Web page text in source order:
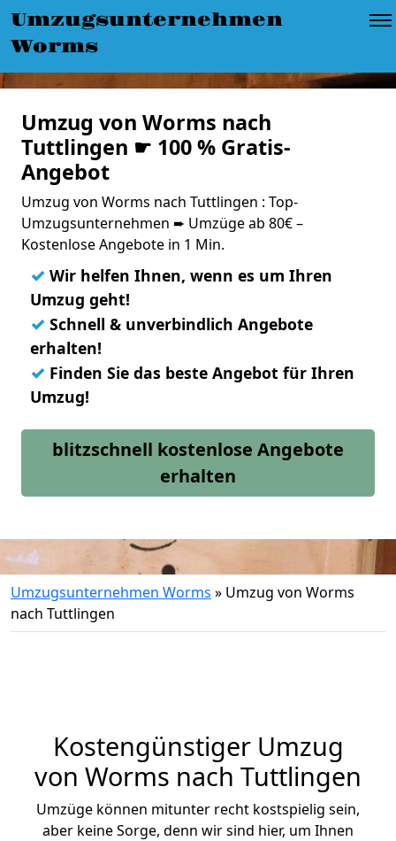
Umzugsunternehmen
Worms
Umzug von Worms nach
Tuttlingen ☛ 100 % Gratis-
Angebot
Umzug von Worms nach Tuttlingen : Top-
Umzugsunternehmen ➨ Umzüge ab 80€ –
Kostenlose Angebote in 1 Min.
✓ Wir helfen Ihnen, wenn es um Ihren
Umzug geht!
✓ Schnell & unverbindlich Angebote
erhalten!
✓ Finden Sie das beste Angebot für Ihren
Umzug!
blitzschnell kostenlose Angebote
erhalten
Umzugsunternehmen Worms » Umzug von Worms
nach Tuttlingen
Kostengünstiger Umzug
von Worms nach Tuttlingen
Umzüge können mitunter recht kostspielig sein,
aber keine Sorge, denn wir sind hier, um Ihnen